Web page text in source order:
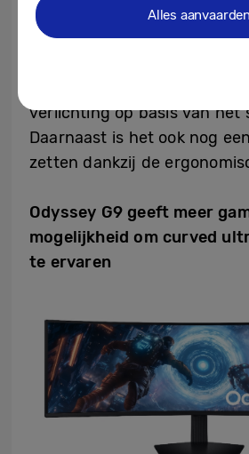
De Odyssey OLED G8 is ook
toevoeging aan elke
verlichting op basis van het
Daarnaast is het ook nog
zetten dankzij de
Odyssey G9 geeft meer
mogelijkheid om curved
te ervaren
Alles aanvaarden